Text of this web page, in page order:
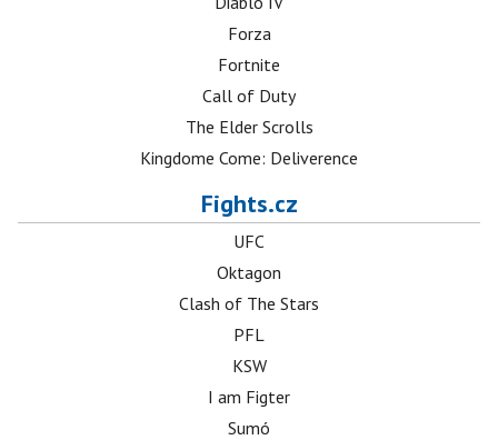
Forza
Fortnite
Call of Duty
The Elder Scrolls
Kingdome Come: Deliverence
Fights.cz
UFC
Oktagon
Clash of The Stars
PFL
KSW
I am Figter
Sumó